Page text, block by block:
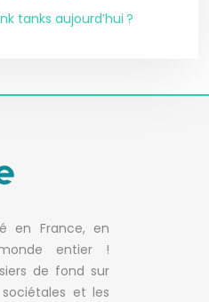
tanks aujourd’hui ?
en France, en
entier !
de fond sur
et les